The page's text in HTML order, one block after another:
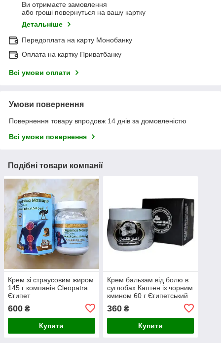
Ви отримаєте замовлення
або гроші повернуться на вашу картку
Детальніше
Передоплата на карту Монобанку
Оплата на картку Приватбанку
Всі умови оплати
Умови повернення
Повернення товару впродовж 14 днів за домовленістю
Всі умови повернення
Подібні товари компанії
Крем зі страусовим жиром
145 г компанія Cleopatra
Єгипет
600 ₴
Купити
Крем бальзам від болю в
суглобах Каптен із чорним
кмином 60 г Єгипетський
360₴
Купити